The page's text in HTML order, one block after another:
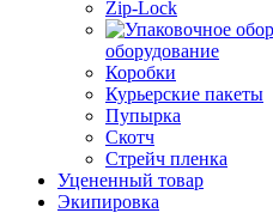
Zip-Lock
оборудование
Коробки
Курьерские пакеты
Пупырка
Скотч
Стрейч пленка
Уцененный товар
Экипировка